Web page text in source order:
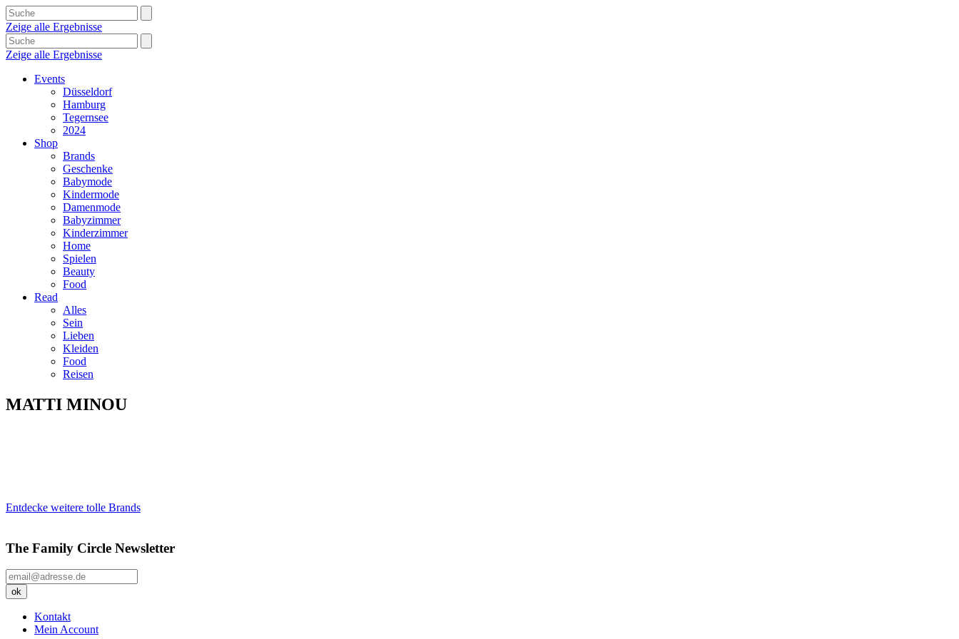
Zeige alle Ergebnisse
Zeige alle Ergebnisse
Events
Düsseldorf
Hamburg
Tegernsee
2024
Shop
Brands
Geschenke
Babymode
Kindermode
Damenmode
Babyzimmer
Kinderzimmer
Home
Spielen
Beauty
Food
Read
Alles
Sein
Lieben
Kleiden
Food
Reisen
MATTI MINOU
Entdecke weitere tolle Brands
The Family Circle Newsletter
Kontakt
Mein Account